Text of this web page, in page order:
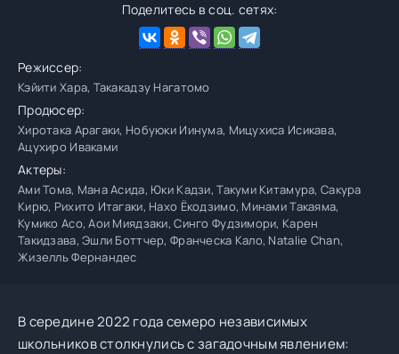
Поделитесь в соц. сетях:
Режиссер:
Кэйити Хара, Такакадзу Нагатомо
Продюсер:
Хиротака Арагаки, Нобуюки Иинума, Мицухиса Исикава,
Ацухиро Иваками
Актеры:
Ами Тома, Мана Асида, Юки Кадзи, Такуми Китамура, Сакура
Кирю, Рихито Итагаки, Нахо Ёкодзимо, Минами Такаяма,
Кумико Асо, Аои Миядзаки, Синго Фудзимори, Карен
Такидзава, Эшли Боттчер, Франческа Кало, Natalie Chan,
Жизелль Фернандес
В середине 2022 года семеро независимых
школьников столкнулись с загадочным явлением: